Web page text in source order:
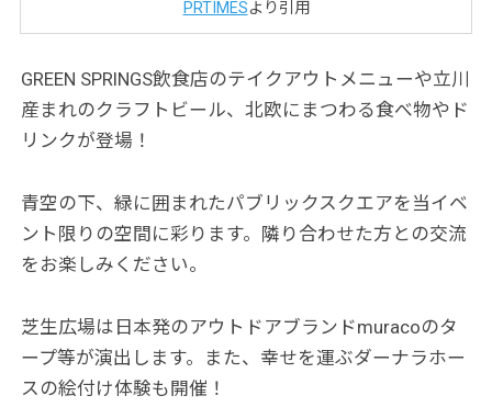
PRTIMESより引用
GREEN SPRINGS飲食店のテイクアウトメニューや立川
産まれのクラフトビール、北欧にまつわる食べ物やド
リンクが登場！
青空の下、緑に囲まれたパブリックスクエアを当イベ
ント限りの空間に彩ります。隣り合わせた方との交流
をお楽しみください。
芝生広場は日本発のアウトドアブランドmuracoのタ
ープ等が演出します。また、幸せを運ぶダーナラホー
スの絵付け体験も開催！